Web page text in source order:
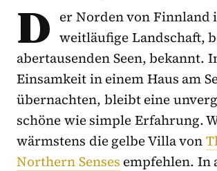
D er Norden von Finnland
weitläufige Landschaft,
abertausenden Seen, bekannt.
Einsamkeit in einem Haus am
übernachten, bleibt eine
schöne wie simple Erfahrung.
wärmstens die gelbe Villa von
Northern Senses empfehlen. In